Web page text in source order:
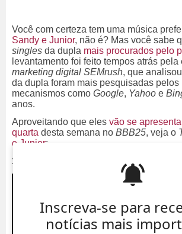
Inscreva-se para
notícias mais
Você com certeza tem uma música
Sandy e Junior, não é? Mas você sabe
singles da dupla mais procurados pelo
levantamento foi feito tempos atrás pela
marketing digital SEMrush, que
da dupla foram mais pesquisadas pelos
mecanismos como Google, Yahoo e
anos.
Aproveitando que eles vão se
quarta desta semana no BBB25, veja o
e Junior:
1. Maria Chiquinha